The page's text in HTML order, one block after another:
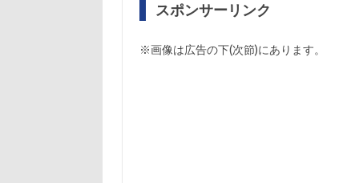
スポンサーリンク
※画像は広告の下(次節)にあります。